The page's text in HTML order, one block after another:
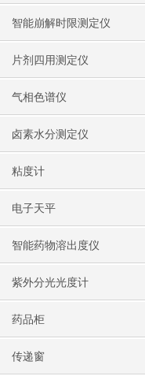
智能崩解时限测定仪
片剂四用测定仪
气相色谱仪
卤素水分测定仪
粘度计
电子天平
智能药物溶出度仪
紫外分光光度计
药品柜
传递窗